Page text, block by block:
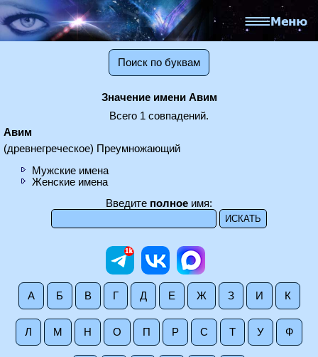
Поиск по буквам
Значение имени Авим
Всего 1 совпадений.
Авим
(древнегреческое) Преумножающий
Мужские имена
Женские имена
Введите полное имя:
А Б В Г Д Е Ж З И К
Л М Н О П Р С Т У Ф